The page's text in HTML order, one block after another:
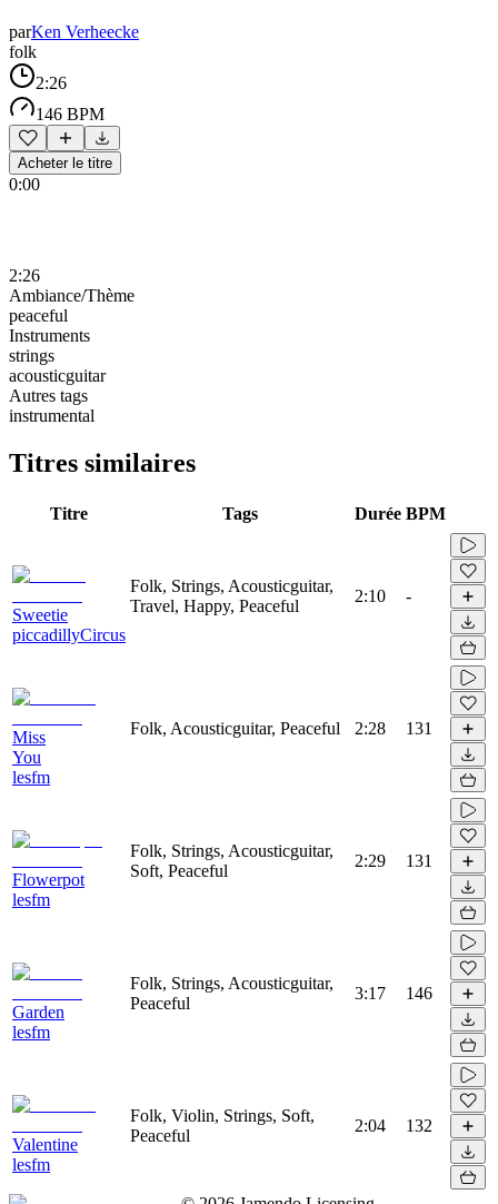
parKen Verheecke
folk
2:26
146 BPM
Acheter le titre
0:00
2:26
Ambiance/Thème
peaceful
Instruments
strings
acousticguitar
Autres tags
instrumental
Titres similaires
Titre Tags Durée BPM
Sweetie
piccadillyCircus
Folk, Strings, Acousticguitar,
Travel, Happy, Peaceful
2:10 -
Miss
You
lesfm
Folk, Acousticguitar, Peaceful 2:28 131
Flowerpot
lesfm
Folk, Strings, Acousticguitar,
Soft, Peaceful
2:29 131
Garden
lesfm
Folk, Strings, Acousticguitar,
Peaceful
3:17 146
Valentine
lesfm
Folk, Violin, Strings, Soft,
Peaceful
2:04 132